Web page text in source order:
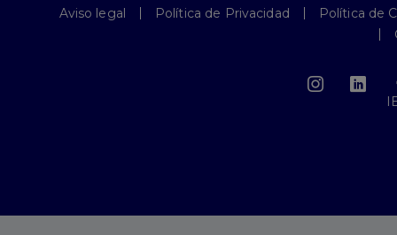
Aviso legal Política de Privacidad
Política de